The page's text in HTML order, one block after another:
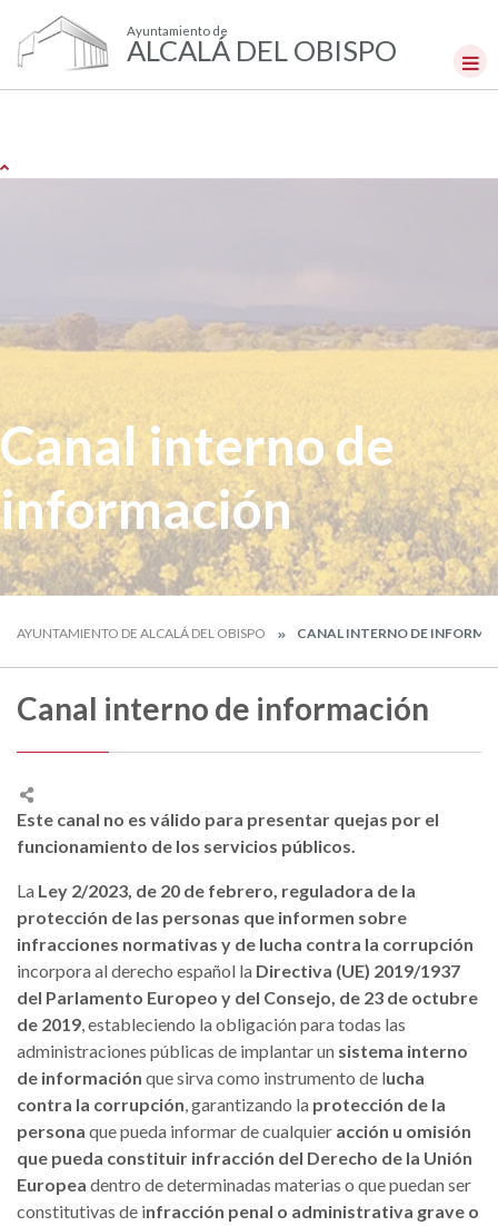
Ayuntamiento de
ALCALÁ DEL OBISPO
Canal interno de
información
AYUNTAMIENTO DE ALCALÁ DEL OBISPO CANAL INTERNO DE
Canal interno de información
Este canal no es válido para presentar quejas por el
funcionamiento de los servicios públicos.
La Ley 2/2023, de 20 de febrero, reguladora de la
protección de las personas que informen sobre
infracciones normativas y de lucha contra la corrupción
incorpora al derecho español la Directiva (UE) 2019/1937
del Parlamento Europeo y del Consejo, de 23 de octubre
de 2019, estableciendo la obligación para todas las
administraciones públicas de implantar un sistema interno
de información que sirva como instrumento de lucha
contra la corrupción, garantizando la protección de la
persona que pueda informar de cualquier acción u omisión
que pueda constituir infracción del Derecho de la Unión
Europea dentro de determinadas materias o que puedan ser
constitutivas de infracción penal o administrativa grave o